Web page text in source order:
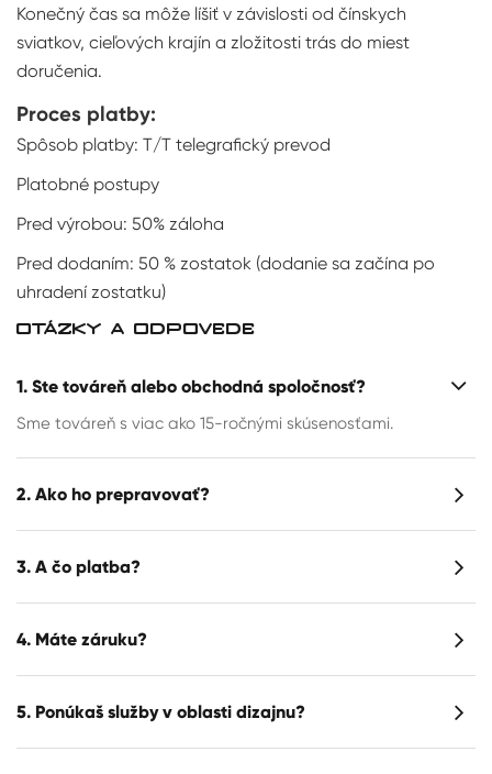
Konečný čas sa môže líšiť v závislosti od čínskych
sviatkov, cieľových krajín a zložitosti trás do miest
doručenia.
Proces platby:
Spôsob platby: T/T telegrafický prevod
Platobné postupy
Pred výrobou: 50% záloha
Pred dodaním: 50 % zostatok (dodanie sa začína po
uhradení zostatku)
OTÁZKY A ODPOVEDE
1. Ste továreň alebo obchodná spoločnosť?
Sme továreň s viac ako 15-ročnými skúsenosťami.
2. Ako ho prepravovať?
3. A čo platba?
4. Máte záruku?
5. Ponúkaš služby v oblasti dizajnu?